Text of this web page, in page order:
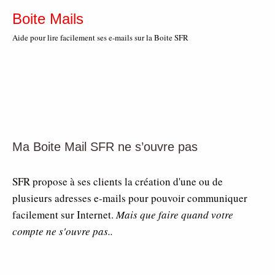
Boite Mails
Aide pour lire facilement ses e-mails sur la Boite SFR
Ma Boite Mail SFR ne s’ouvre pas
SFR propose à ses clients la création d'une ou de
plusieurs adresses e-mails pour pouvoir communiquer
facilement sur Internet.Mais que faire quand votre
compte ne s'ouvre pas..